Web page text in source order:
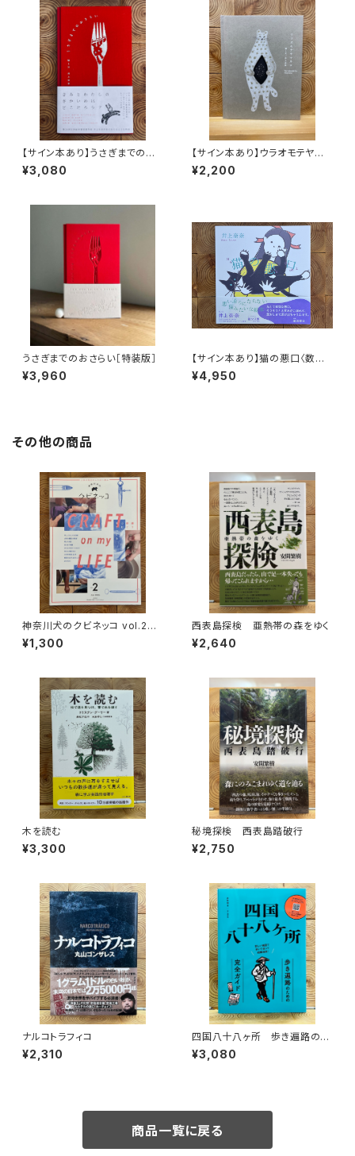
【サイン本あり】うさぎまでのお
さらい［通常版］
¥3,080
【サイン本あり】ウラオモテヤマ
ネコ
¥2,200
うさぎまでのおさらい［特装版］
¥3,960
【サイン本あり】猫の悪口〈数量
限定・オリジナルトート付き〉
¥4,950
その他の商品
神奈川犬のクビネッコ vol.2
特集：CRAFT on my LIFE
¥1,300
西表島探検 亜熱帯の森をゆく
¥2,640
木を読む
¥3,300
秘境探検 西表島踏破行
¥2,750
ナルコトラフィコ
¥2,310
四国八十八ヶ所 歩き遍路のた
めの完全ガイド
¥3,080
商品一覧に戻る